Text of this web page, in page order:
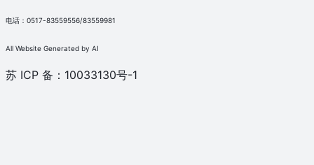
电话：0517-83559556/83559981
All Website Generated by AI
苏 ICP 备：10033130号-1